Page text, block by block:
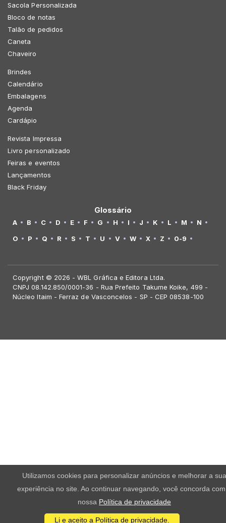
Sacola Personalizada
Bloco de notas
Talão de pedidos
Caneta
Chaveiro
Brindes
Calendário
Embalagens
Agenda
Cardápio
Revista Impressa
Livro personalizado
Feiras e eventos
Lançamentos
Black Friday
Glossário
A B C D E F G H I J K L M
N
O
P Q R S T U V W X Z 0-9
Copyright © 2026 - WBL Gráfica e Editora Ltda.
CNPJ 08.142.850/0001-36 - Rua Prefeito Takume Koike, 499 -
Núcleo Itaim - Ferraz de Vasconcelos - SP - CEP 08538-100
Utilizamos cookies para personalizar anúncios e melhorar a sua
experiência no site. Ao continuar navegando, você concorda
nossa Política de privacidade
Li e aceito a Política de privacidade.